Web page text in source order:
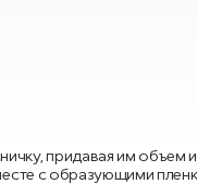
придавая им объем
с образующими